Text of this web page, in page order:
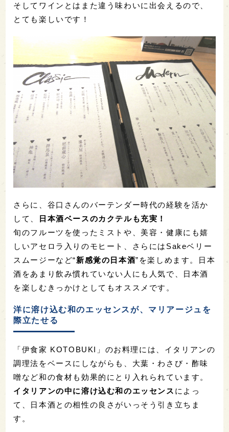
そしてワインとはまた違う味わいに出会えるので、
とても楽しいです！
さらに、谷口さんのバーテンダー時代の経験を活か
して、
日本酒ベースのカクテルも充実！
旬のフルーツを使ったミストや、美容・健康にも嬉
しいアセロラ入りのモヒート、さらにはSakeベリー
スムージーなど“新感覚の日本酒”を楽しめます。日本
酒をあまり飲み慣れていない人にも人気で、日本酒
を楽しむきっかけとしてもオススメです。
洋に溶け込む和のエッセンスが、マリアージュを
際立たせる
「伊食家 KOTOBUKI」のお料理には、イタリアンの
調理法をベースにしながらも、大葉・わさび・酢味
噌など和の食材も効果的にとり入れられています。
イタリアンの中に溶け込む和のエッセンス によっ
て、日本酒との相性の良さがいっそう引き立ちま
す。